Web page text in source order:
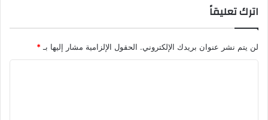
اترك تعليقاً
لن يتم نشر عنوان بريدك الإلكتروني. الحقول الإلزامية مشار إليها بـ*